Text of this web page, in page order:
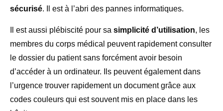
sécurisé. Il est à l’abri des pannes informatiques.
Il est aussi plébiscité pour sa simplicité d’utilisation, les
membres du corps médical peuvent rapidement consulter
le dossier du patient sans forcément avoir besoin
d’accéder à un ordinateur. Ils peuvent également dans
l’urgence trouver rapidement un document grâce aux
codes couleurs qui est souvent mis en place dans les